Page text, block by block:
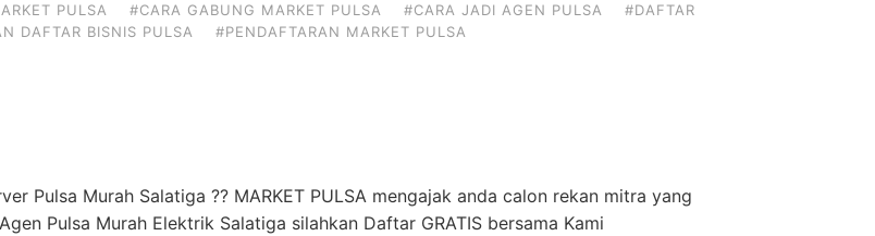
PULSA #CARA GABUNG MARKET PULSA #CARA JADI AGEN PULSA
#DAFTAR
DAFTAR BISNIS PULSA #PENDAFTARAN MARKET PULSA
Pulsa Murah Salatiga ?? MARKET PULSA mengajak anda calon rekan mitra yang
Pulsa Murah Elektrik Salatiga silahkan Daftar GRATIS bersama Kami